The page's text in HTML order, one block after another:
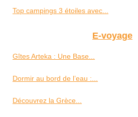
Top campings 3 étoiles avec...
E-voyage
Gîtes Arteka : Une Base...
Dormir au bord de l’eau :...
Découvrez la Grèce...